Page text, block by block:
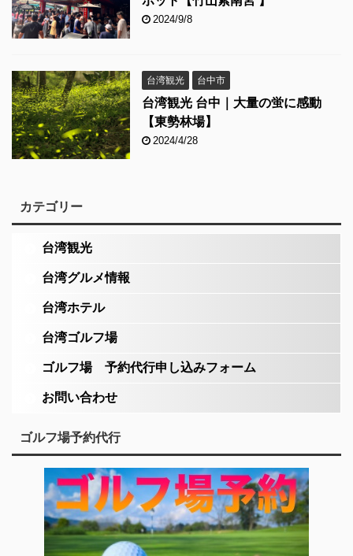
2024/9/8
台湾観光 台中市
台湾観光 台中｜大量の蛍に感動
【東勢林場】
2024/4/28
カテゴリー
台湾観光
台湾グルメ情報
台湾ホテル
台湾ゴルフ場
ゴルフ場 予約代行申し込みフォーム
お問い合わせ
ゴルフ場予約代行